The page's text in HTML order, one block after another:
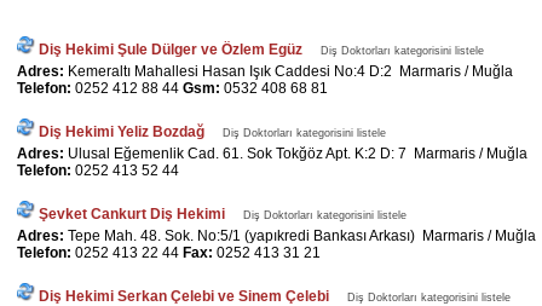
Diş Hekimi Şule Dülger ve Özlem Egüz Diş Doktorları kategorisini listele
Adres: Kemeraltı Mahallesi Hasan Işık Caddesi No:4 D:2 Marmaris / Muğla
Telefon: 0252 412 88 44 Gsm: 0532 408 68 81
Diş Hekimi Yeliz Bozdağ Diş Doktorları kategorisini listele
Adres: Ulusal Eğemenlik Cad. 61. Sok Tokğöz Apt. K:2 D: 7 Marmaris / Muğla
Telefon: 0252 413 52 44
Şevket Cankurt Diş Hekimi Diş Doktorları kategorisini listele
Adres: Tepe Mah. 48. Sok. No:5/1 (yapıkredi Bankası Arkası) Marmaris / Muğla
Telefon: 0252 413 22 44 Fax: 0252 413 31 21
Diş Hekimi Serkan Çelebi ve Sinem Çelebi Diş Doktorları kategorisini listele